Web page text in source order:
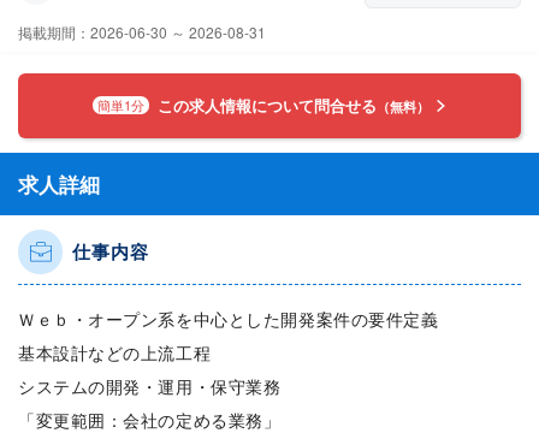
掲載期間：2026-06-30 ～ 2026-08-31
簡単1分 この求人情報について問合せる （無料）
求人詳細
仕事内容
Ｗｅｂ・オープン系を中心とした開発案件の要件定義
基本設計などの上流工程
システムの開発・運用・保守業務
「変更範囲：会社の定める業務」